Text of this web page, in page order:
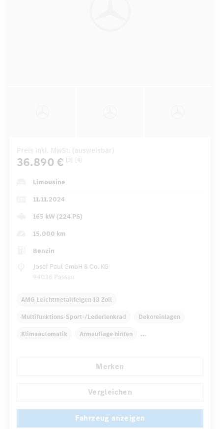
Preis inkl. MwSt. (ausweisbar)
36.890 € [3] [4]
Limousine
11.11.2024
165 kW (224 PS)
15.000 km
Benzin
Josef Paul GmbH & Co. KG
94036 Passau
AMG Leichtmetallfelgen 18 Zoll
Multifunktions-Sport-/Lederlenkrad Dekoreinlagen
Klimaautomatik Armauflage hinten
DirektlenkungMerken
Vergleichen
Fahrzeug anzeigen